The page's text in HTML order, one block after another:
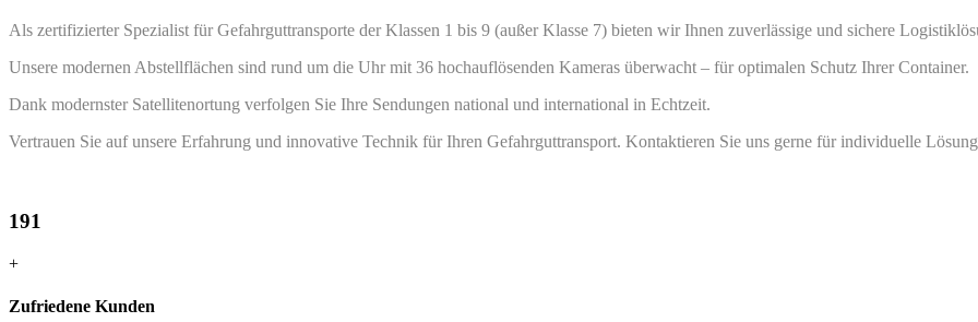
Als zertifizierter Spezialist für Gefahrguttransporte der Klassen 1 bis 9 (außer Klasse 7) bieten wir Ihnen zuverlässige und sichere
Unsere modernen Abstellflächen sind rund um die Uhr mit 36 hochauflösenden Kameras überwacht – für optimalen Schutz Ihrer Container.
Dank modernster Satellitenortung verfolgen Sie Ihre Sendungen national und international in Echtzeit.
Vertrauen Sie auf unsere Erfahrung und innovative Technik für Ihren Gefahrguttransport. Kontaktieren Sie uns gerne für individuelle
191
+
Zufriedene Kunden